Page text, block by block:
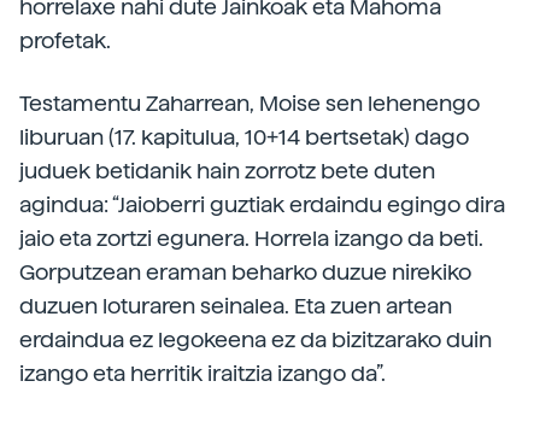
horrelaxe nahi dute Jainkoak eta Mahoma
profetak.
Testamentu Zaharrean, Moise sen lehenengo
liburuan (17. kapitulua, 10+14 bertsetak) dago
juduek betidanik hain zorrotz bete duten
agindua: “Jaioberri guztiak erdaindu egingo dira
jaio eta zortzi egunera. Horrela izango da beti.
Gorputzean eraman beharko duzue nirekiko
duzuen loturaren seinalea. Eta zuen artean
erdaindua ez legokeena ez da bizitzarako duin
izango eta herritik iraitzia izango da”.